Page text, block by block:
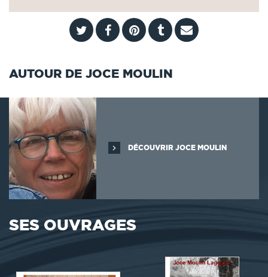
AUTOUR DE JOCE MOULIN
DÉCOUVRIR JOCE MOULIN
SES OUVRAGES